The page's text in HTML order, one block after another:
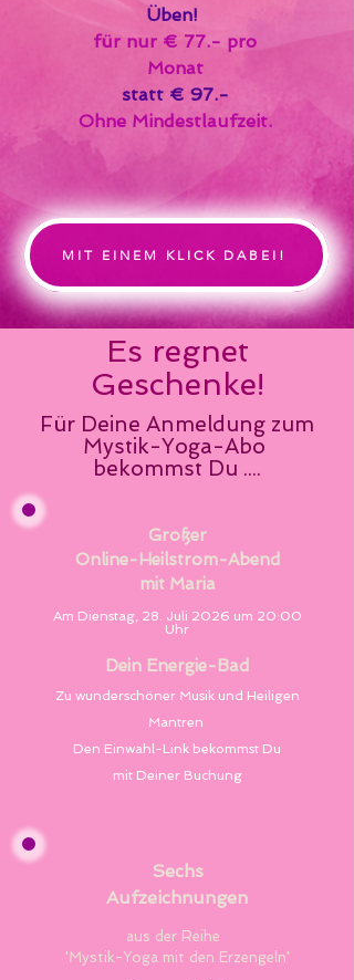
Üben!
für nur € 77.- pro
Monat
statt € 97.-
Ohne Mindestlaufzeit.
MIT EINEM KLICK DABEI!
Es regnet
Geschenke!
Für Deine Anmeldung zum
Mystik-Yoga-Abo
bekommst Du ....
Großer
Online-Heilstrom-Abend
mit Maria
Am Dienstag, 28. Juli 2026 um 20:00
Uhr
Dein Energie-Bad
Zu wunderschöner Musik und Heiligen
Mantren
Den Einwahl-Link bekommst Du
mit Deiner Buchung
Sechs
Aufzeichnungen
aus der Reihe ​
'Mystik-Yoga mit den Erzengeln'